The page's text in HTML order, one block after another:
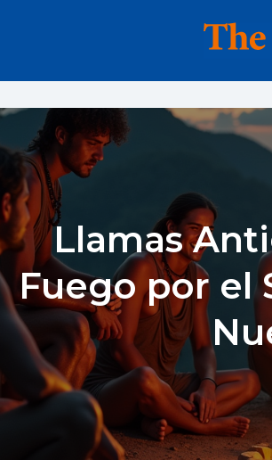
Llamas
Fuego por el